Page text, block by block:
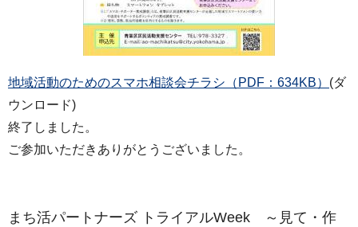
地域活動のためのスマホ相談会チラシ（PDF：634KB） (ダ
ウンロード)
終了しました。
ご参加いただきありがとうございました。
まち活パートナーズ トライアルWeek ～見て・作